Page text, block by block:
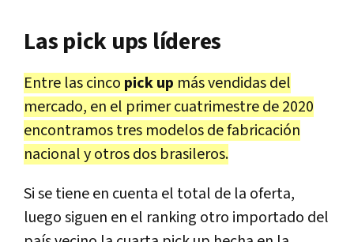
Las pick ups líderes
Entre las cinco pick up más vendidas del
mercado, en el primer cuatrimestre de 2020
encontramos tres modelos de fabricación
nacional y otros dos brasileros.
Si se tiene en cuenta el total de la oferta,
luego siguen en el ranking otro importado del